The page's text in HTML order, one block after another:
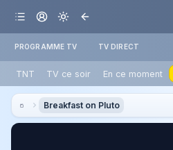
PROGRAMME TV TV DIRECT
TNT TV ce soir En ce moment
Breakfast on Pluto